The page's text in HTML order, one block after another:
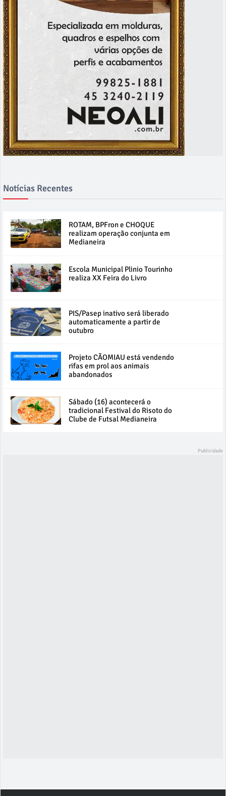
Notícias Recentes
ROTAM, BPFron e CHOQUE
realizam operação conjunta em
Medianeira
Escola Municipal Plinio Tourinho
realiza XX Feira do Livro
PIS/Pasep inativo será liberado
automaticamente a partir de
outubro
Projeto CÃOMIAU está vendendo
rifas em prol aos animais
abandonados
Sábado (16) acontecerá o
tradicional Festival do Risoto do
Clube de Futsal Medianeira